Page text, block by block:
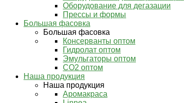
Оборудование для дегазации
Прессы и формы
Большая фасовка
Большая фасовка
Консерванты оптом
Гидролат оптом
Эмульгаторы оптом
СО2 оптом
Наша продукция
Наша продукция
Аромакраса